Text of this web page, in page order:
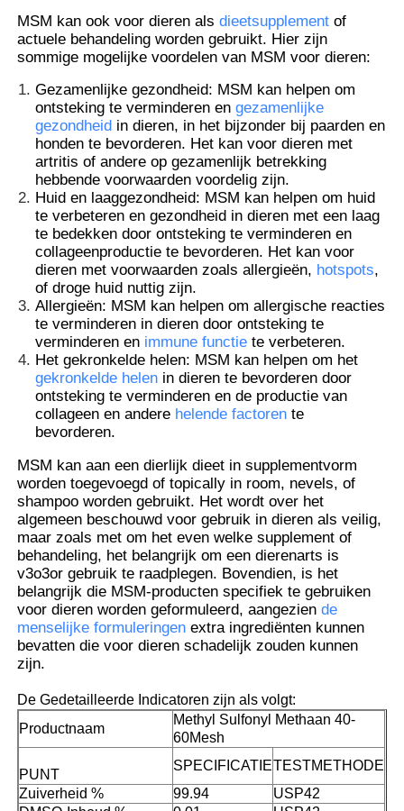
Thuis
Producten
Video's
Over ons
Fabriekstocht
Kwaliteitscontrole
Vraag een offerte
MSM Methylsulfonylmethaan
Dimethyl Sulfon van MSM
MSM kan ook voor dieren alsdieetsupplement of
actuele behandeling worden gebruikt. Hier zijn
sommige mogelijke voordelen van MSM voor dieren:
Gezamenlijke gezondheid: MSM kan helpen om
ontsteking te verminderen engezamenlijke
gezondheid in dieren, in het bijzonder bij paarden en
honden te bevorderen. Het kan voor dieren met
artritis of andere op gezamenlijk betrekking
hebbende voorwaarden voordelig zijn.
Huid en laaggezondheid: MSM kan helpen om huid
te verbeteren en gezondheid in dieren met een laag
te bedekken door ontsteking te verminderen en
collageenproductie te bevorderen. Het kan voor
dieren met voorwaarden zoals allergieën, hotspots,
of droge huid nuttig zijn.
Allergieën: MSM kan helpen om allergische reacties
te verminderen in dieren door ontsteking te
verminderen en immune functie te verbeteren.
Het gekronkelde helen: MSM kan helpen om het
gekronkelde helen in dieren te bevorderen door
ontsteking te verminderen en de productie van
collageen en andere helende factoren te
bevorderen.
MSM kan aan een dierlijk dieet in supplementvorm
worden toegevoegd of topically in room, nevels, of
shampoo worden gebruikt. Het wordt over het
algemeen beschouwd voor gebruik in dieren als veilig,
maar zoals met om het even welke supplement of
behandeling, het belangrijk om een dierenarts is
v3o3or gebruik te raadplegen. Bovendien, is het
belangrijk die MSM-producten specifiek te gebruiken
voor dieren worden geformuleerd, aangeziende
menselijke formuleringen extra ingrediënten kunnen
bevatten die voor dieren schadelijk zouden kunnen
zijn.
De Gedetailleerde Indicatoren zijn als volgt:
Productnaam
Methyl Sulfonyl Methaan 40-
60Mesh
PUNT
SPECIFICATIETESTMETHODE
Zuiverheid %
99.94
USP42